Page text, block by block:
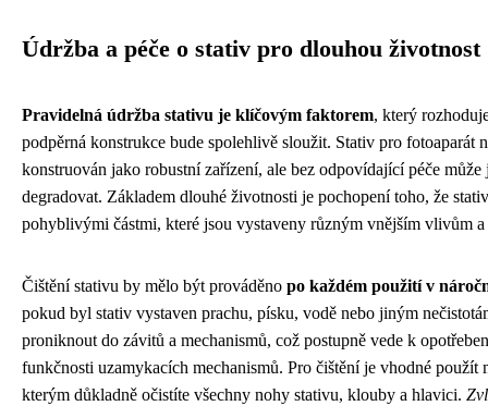
Údržba a péče o stativ pro dlouhou životnost
Pravidelná údržba stativu je klíčovým faktorem, který
podpěrná konstrukce bude spolehlivě sloužit. Stativ pro fotoaparát
konstruován jako robustní zařízení, ale bez odpovídající péče
degradovat. Základem dlouhé životnosti je pochopení toho, že
pohyblivými částmi, které jsou vystaveny různým vnějším vlivům a
Čištění stativu by mělo být prováděno po každém použití v
pokud byl stativ vystaven prachu, písku, vodě nebo jiným
proniknout do závitů a mechanismů, což postupně vede k
funkčnosti uzamykacích mechanismů. Pro čištění je vhodné použít
kterým důkladně očistíte všechny nohy stativu, klouby a hlavici.